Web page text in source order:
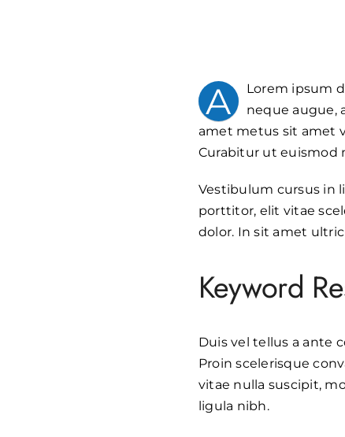
A
Lorem ipsum
neque augue,
amet metus sit amet
Curabitur ut euismod
Vestibulum cursus in
porttitor, elit vitae
dolor. In sit amet
Keyword
Duis vel tellus a ante
Proin scelerisque
vitae nulla suscipit,
ligula nibh.